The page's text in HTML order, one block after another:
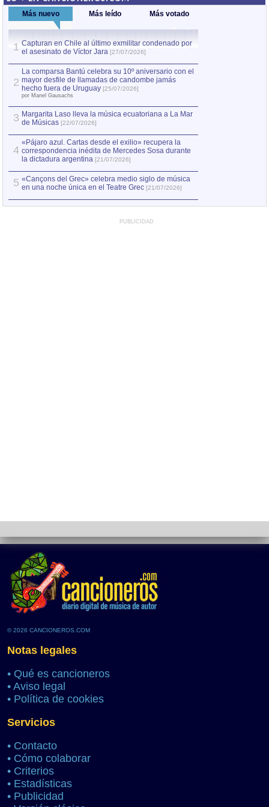
Más nuevo Más leído Más votado
1 Capturan en Chile al último exmilitar condenado por
el asesinato de Víctor Jara [27/07/2026]
2
La comparsa Bantú celebra su 10º aniversario con el
mayor desfile de llamadas de candombe jamás
hecho fuera de Uruguay [25/07/2026]
por Manel Gausachs
3 Margarita Laso lleva la música ecuatoriana a La Mar
de Músicas [22/07/2026]
4
«Pájaro azul. Cartas desde el exilio» recupera la
correspondencia inédita de Mercedes Sosa durante
la dictadura argentina [21/07/2026]
5 «Cançons del Grec» celebra medio siglo de música
en una noche única en el Teatre Grec [21/07/2026]
PUBLICIDAD
© 2026 CANCIONEROS.COM
Notas legales
• Qué es cancioneros
• Aviso legal
• Política de cookies
Servicios
• Contacto
• Cómo colaborar
• Criterios
• Estadísticas
• Publicidad